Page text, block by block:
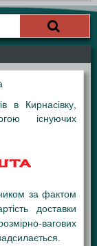
в Кирнасівку,
існуючих
за фактом
доставки
вагових